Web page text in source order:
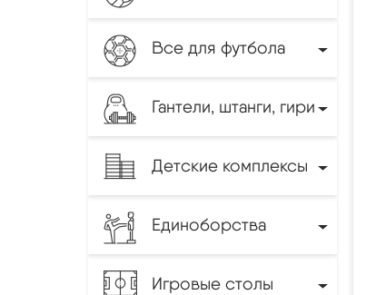
Все для футбола
Гантели, штанги, гири
Детские комплексы
Единоборства
Игровые столы